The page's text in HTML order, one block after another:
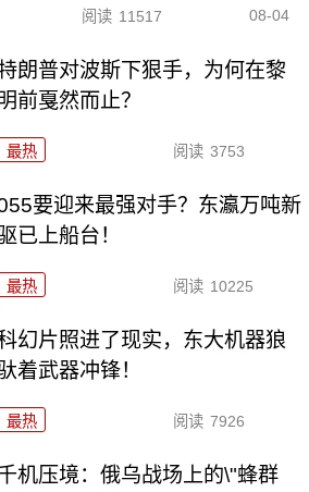
阅读 11517 08-04
朗普对波斯下狠手，为何在黎
前戛然而止？
最热 阅读 3753
要迎来最强对手？东瀛万吨新
已上船台！
最热 阅读 10225
幻片照进了现实，东大机器狼
着武器冲锋！
最热 阅读 7926
机压境：俄乌战场上的\"蜂群